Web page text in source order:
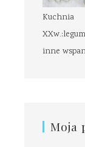
inne
Moja